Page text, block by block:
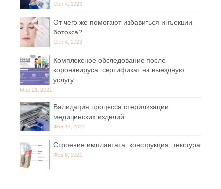
Сен 4, 2023
От чего же помогают избавиться инъекции
ботокса?
Сен 4, 2023
Комплексное обследование после
коронавируса: сертификат на выездную
услугу
Мар 21, 2021
Валидация процесса стерилизации
медицинских изделий
Фев 14, 2021
Строение имплантата: конструкция, текстура
Фев 8, 2021